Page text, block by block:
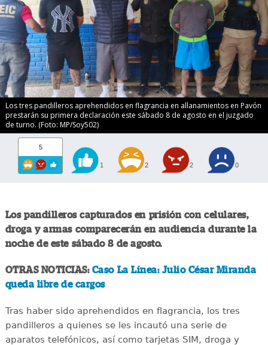
Los tres pandilleros aprehendidos en flagrancia en allanamientos en Pavón
prestarán su primera declaración este sábado 8 de agosto en el juzgado
de turno. (Foto: MP/Soy502)
5
1 2 2 0
Los pandilleros capturados en prisión con celulares,
droga y armas comparecerán en audiencia durante la
noche de este sábado 8 de agosto.
OTRAS NOTICIAS: Caso La Línea: Julio César Miranda
queda libre de cargos
Tras haber sido aprehendidos en flagrancia, los tres
pandilleros a quienes se les incautó una serie de
aparatos telefónicos, así como tarjetas SIM, droga y